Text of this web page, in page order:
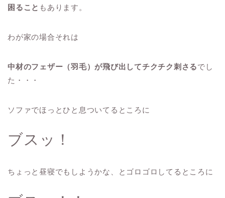
困ること もあります。
わが家の場合それは
中材のフェザー（羽毛）が飛び出してチクチク刺さるでし
た・・・
ソファでほっとひと息ついてるところに
ブスッ！
ちょっと昼寝でもしようかな、とゴロゴロしてるところに